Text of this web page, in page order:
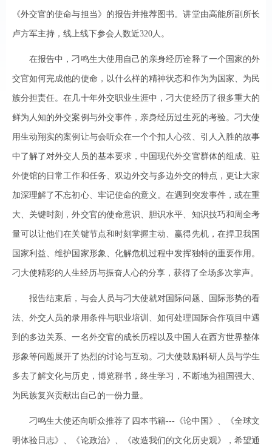
《外交官的使命与担当》的报告并推荐图书。讲堂由高能所副所长
卢方军主持，线上线下参会人数近320人。
在报告中，刁鸣生大使用自己的亲身经历诠释了一个国家的外
交官如何完成他的使命，以什么样的精神状态和作为为国家、为民
族分担责任。在几十年外交职业生涯中，刁大使经历了很多重大的
鲜为人知的外交案例与外交事件，亲身经历过生死的考验。刁大使
用生动翔实的案例让与会听众在一个个扣人心弦、引人入胜的故事
中了解了对外交人员的基本要求，中国现代外交官群体的组成、驻
外使馆的日常工作和任务、双边外交与多边外交的特点，更让大家
加深理解了不忘初心、牢记使命的意义。在遇到突发事件，或在重
大、关键时刻，外交官的使命意识、胆识水平、知识技巧和周全考
量可以让他们在关键节点和时刻掌握主动、赢得先机，在捍卫我国
国家利益、维护国家形象、化解危机过程中发挥独特的重要作用。
刁大使精彩的人生经历与振奋人心的分享，获得了全场多次掌声。
报告结束后，与会人员与刁大使就对国际问题、国际形势的看
法、外交人员的录用条件与职业培训、如何处理国际合作项目中遇
到的多边关系、一名外交官的成长历程以及中国人在西方世界整体
形象等问题展开了热烈的讨论与互动。刁大使鼓励科研人员与学生
多去了解文化与历史，博览群书，终生学习，不断地为祖国强大、
为民族复兴贡献出自己的一份力量。
刁鸣生大使还向听众推荐了四本书籍---《论中国》、《全球文
明体验日志》、《论政治》、《改造我们的文化历史观》，希望通